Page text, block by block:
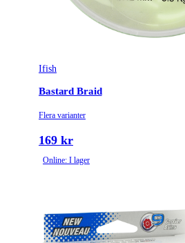
Ifish
Bastard Braid
Flera varianter
169 kr
Online: I lager